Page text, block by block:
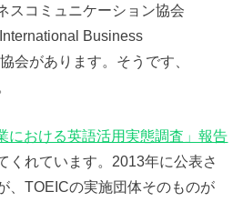
スコミュニケーション協会
Business
会があります。そうです、
における英語活用実態調査」報告
くれています。2013年に公表さ
、TOEICの実施団体そのものが